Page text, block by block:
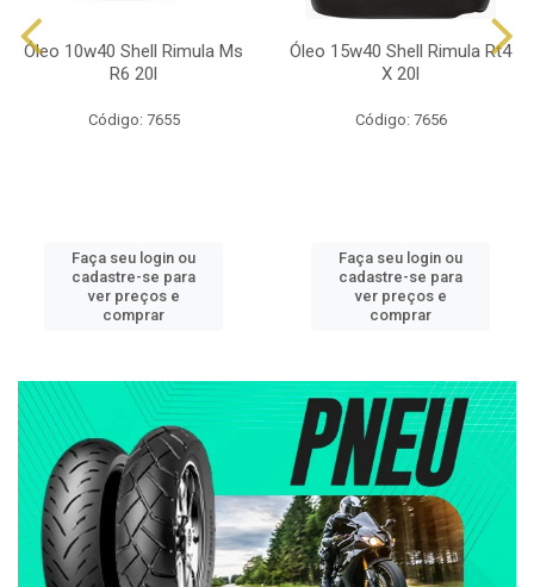
Óleo 10w40 Shell Rimula Ms
R6 20l
Código: 7655
Faça seu login ou
cadastre-se para
ver preços e
comprar
Óleo 15w40 Shell Rimula Rt4
X 20l
Código: 7656
Faça seu login ou
cadastre-se para
ver preços e
comprar